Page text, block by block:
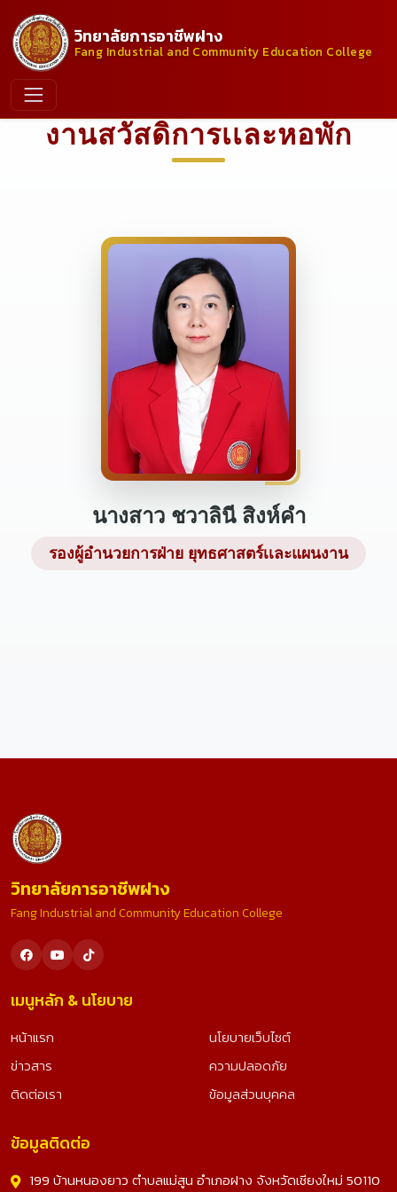
วิทยาลัยการอาชีพฝาง
Fang Industrial and Community Education College
งานสวัสดิการเเละหอพัก
นางสาว ชวาลินี สิงห์คำ
รองผู้อำนวยการฝ่าย ยุทธศาสตร์เเละแผนงาน
วิทยาลัยการอาชีพฝาง
Fang Industrial and Community Education College
เมนูหลัก & นโยบาย
หน้าแรก
ข่าวสาร
ติดต่อเรา
นโยบายเว็บไซต์
ความปลอดภัย
ข้อมูลส่วนบุคคล
ข้อมูลติดต่อ
199 บ้านหนองยาว ตำบลแม่สูน อำเภอฝาง จังหวัดเชียงใหม่ 50110